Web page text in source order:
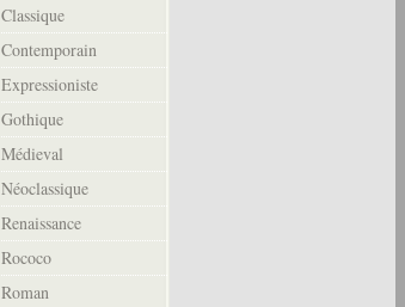
Classique
Contemporain
Expressioniste
Gothique
Médieval
Néoclassique
Renaissance
Rococo
Roman